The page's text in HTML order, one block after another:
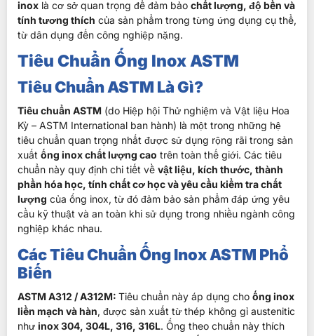
inox là cơ sở quan trọng để đảm bảo chất lượng, độ bền và
tính tương thích của sản phẩm trong từng ứng dụng cụ thể,
từ dân dụng đến công nghiệp nặng.
Tiêu Chuẩn Ống Inox ASTM
Tiêu Chuẩn ASTM Là Gì?
Tiêu chuẩn ASTM (do Hiệp hội Thử nghiệm và Vật liệu Hoa
Kỳ – ASTM International ban hành) là một trong những hệ
tiêu chuẩn quan trọng nhất được sử dụng rộng rãi trong sản
xuất ống inox chất lượng cao trên toàn thế giới. Các tiêu
chuẩn này quy định chi tiết về vật liệu, kích thước, thành
phần hóa học, tính chất cơ học và yêu cầu kiểm tra chất
lượng của ống inox, từ đó đảm bảo sản phẩm đáp ứng yêu
cầu kỹ thuật và an toàn khi sử dụng trong nhiều ngành công
nghiệp khác nhau.
Các Tiêu Chuẩn Ống Inox ASTM Phổ
Biến
ASTM A312 / A312M: Tiêu chuẩn này áp dụng cho ống inox
liền mạch và hàn, được sản xuất từ thép không gỉ austenitic
như inox 304, 304L, 316, 316L. Ống theo chuẩn này thích